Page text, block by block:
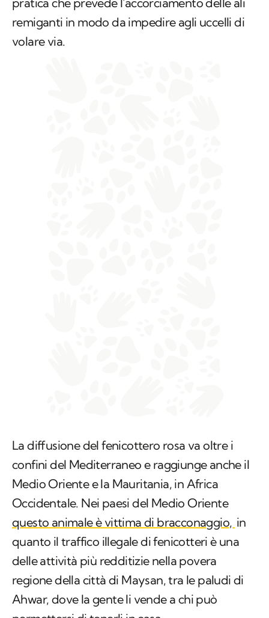
Occidentale. Nei paesi del Medio Oriente
questo animale è vittima di bracconaggio,in
quanto il traffico illegale di fenicotteri è una
delle attività più redditizie nella povera
regione della città di Maysan, tra le paludi di
Ahwar, dove la gente li vende a chi può
permettersi di tenerli in casa.
Il fenicottero rosa è una specieprotetta dalla